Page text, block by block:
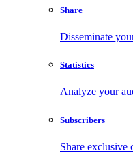
Share
Disseminate
Statistics
Analyze your
Subscribers
Share exclusive